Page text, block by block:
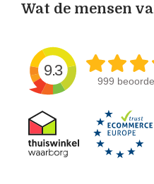
Wat de mensen
9.3
999